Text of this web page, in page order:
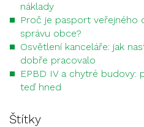
náklady
Proč je pasport veřejného
správu obce?
Osvětlení kanceláře: jak
dobře pracovalo
EPBD IV a chytré budovy:
teď hned
Štítky